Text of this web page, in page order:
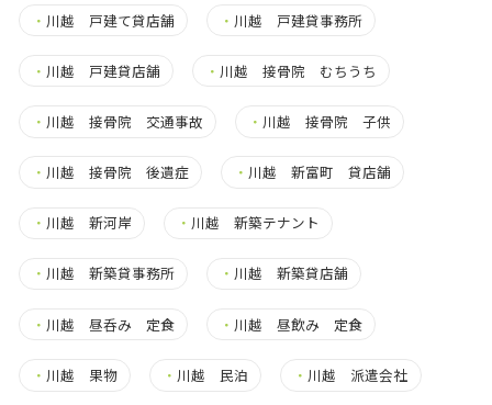
・ 川越 戸建て貸店舗 ・ 川越 戸建貸事務所
・ 川越 戸建貸店舗 ・ 川越 接骨院 むちうち
・ 川越 接骨院 交通事故 ・ 川越 接骨院 子供
・ 川越 接骨院 後遺症 ・ 川越 新富町 貸店舗
・ 川越 新河岸 ・ 川越 新築テナント
・ 川越 新築貸事務所 ・ 川越 新築貸店舗
・ 川越 昼呑み 定食 ・ 川越 昼飲み 定食
・ 川越 果物 ・ 川越 民泊 ・ 川越 派遣会社